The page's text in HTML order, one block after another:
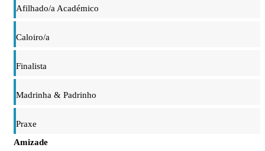
Afilhado/a Académico
Caloiro/a
Finalista
Madrinha & Padrinho
Praxe
Amizade